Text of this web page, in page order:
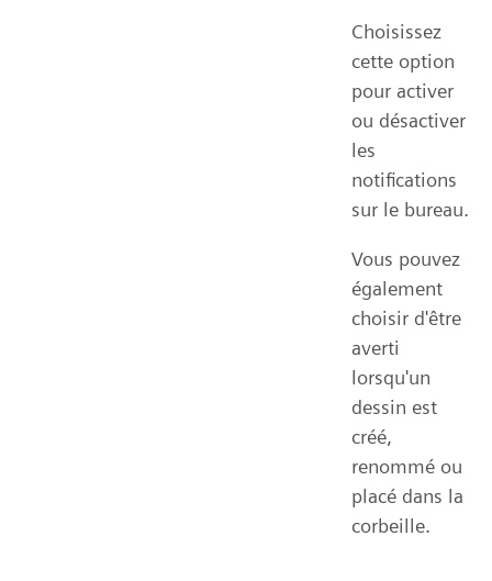
Choisissez
cette option
pour activer
ou désactiver
les
notifications
sur le bureau.
Vous pouvez
également
choisir d'être
averti
lorsqu'un
dessin est
créé,
renommé ou
placé dans la
corbeille.